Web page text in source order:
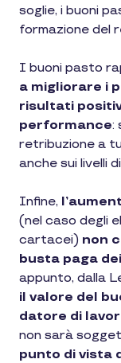
soglie, i buoni
formazione del
I buoni pasto
a migliorare i
risultati
performance:
retribuzione a
anche sui livelli
Infine,
(nel caso degli
cartacei) non
busta paga
appunto, dalla
il valore del
datore di
non sarà
punto di vista